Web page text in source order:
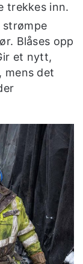
trekkes inn.
strømpe
Blåses opp
et nytt,
mens det